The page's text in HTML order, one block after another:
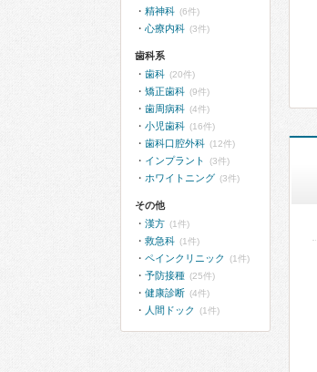
精神科 (6件)
心療内科 (3件)
歯科系
歯科 (20件)
矯正歯科 (9件)
歯周病科 (4件)
小児歯科 (16件)
歯科口腔外科 (12件)
インプラント (3件)
ホワイトニング (3件)
その他
漢方 (1件)
救急科 (1件)
ペインクリニック (1件)
予防接種 (25件)
健康診断 (4件)
人間ドック (1件)